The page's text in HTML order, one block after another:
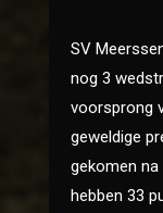
SV
nog 3
voorsprong
geweldige
gekomen
hebben 33